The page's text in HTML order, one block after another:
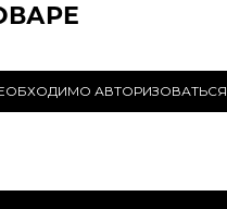
АВТОРИЗОВАТЬСЯ.